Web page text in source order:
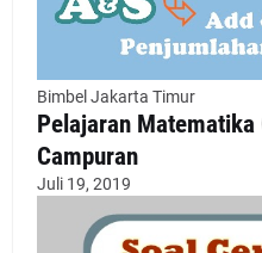
Bimbel Jakarta Timur
Pelajaran
Campuran
Juli 19, 2019